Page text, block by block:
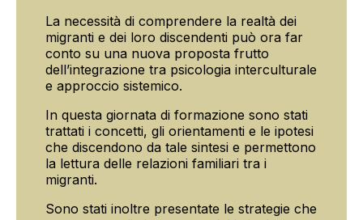
La necessità di comprendere la realtà dei
migranti e dei loro discendenti può ora far
conto su una nuova proposta frutto
dell’integrazione tra psicologia interculturale
e approccio sistemico.
In questa giornata di formazione sono stati
trattati i concetti, gli orientamenti e le ipotesi
che discendono da tale sintesi e permettono
la lettura delle relazioni familiari tra i
migranti.
Sono stati inoltre presentate le strategie che